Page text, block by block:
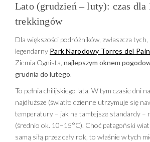
Lato (grudzień – luty): czas dla
trekkingów
Dla większości podróżników, zwłaszcza
legendarny Park Narodowy Torres del
Ziemia Ognista, najlepszym oknem
grudnia do lutego.
To pełnia chilijskiego lata. W tym czasie dni
najdłuższe (światło dzienne utrzymuje się
temperatury – jak na tamtejsze standardy –
(średnio ok. 10–15°C). Choć patagoński
samą siłą przez cały rok, to właśnie w tych